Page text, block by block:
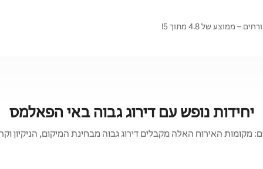
של 4.8 מתוך 5!
יחידות נופש עם דירוג גבוה באי הפאלמס
מקומות האירוח האלה מקבלים דירוג גבוה מבחינת המיקום, הניקיון